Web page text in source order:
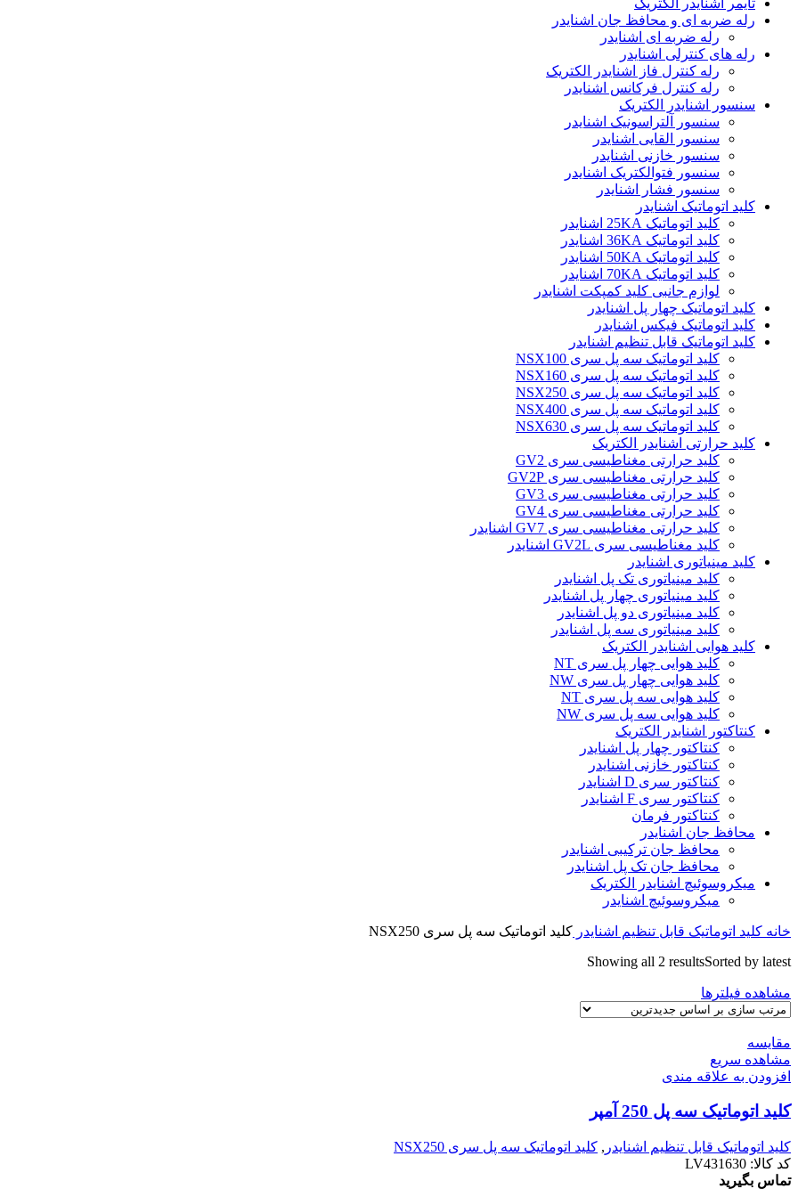
تایمر اشنایدر الکتریک
رله ضربه ای و محافظ جان اشنایدر
رله ضربه ای اشنایدر
رله های کنترلی اشنایدر
رله کنترل فاز اشنایدر الکتریک
رله کنترل فرکانس اشنایدر
سنسور اشنایدر الکتریک
سنسور آلتراسونیک اشنایدر
سنسور القایی اشنایدر
سنسور خازنی اشنایدر
سنسور فتوالکتریک اشنایدر
سنسور فشار اشنایدر
کلید اتوماتیک اشنایدر
کلید اتوماتیک 25KA اشنایدر
کلید اتوماتیک 36KA اشنایدر
کلید اتوماتیک 50KA اشنایدر
کلید اتوماتیک 70KA اشنایدر
لوازم جانبی کلید کمپکت اشنایدر
کلید اتوماتیک چهار پل اشنایدر
کلید اتوماتیک فیکس اشنایدر
کلید اتوماتیک قابل تنظیم اشنایدر
کلید اتوماتیک سه پل سری NSX100
کلید اتوماتیک سه پل سری NSX160
کلید اتوماتیک سه پل سری NSX250
کلید اتوماتیک سه پل سری NSX400
کلید اتوماتیک سه پل سری NSX630
کلید حرارتی اشنایدر الکتریک
کليد حرارتی مغناطيسی سری GV2
کليد حرارتی مغناطيسی سری GV2P
کليد حرارتی مغناطيسی سری GV3
کليد حرارتی مغناطيسی سری GV4
کليد حرارتی مغناطيسی سری GV7 اشنایدر
کليد مغناطيسی سری GV2L اشنایدر
کلید مينياتوری اشنایدر
کلید مینیاتوری تک پل اشنایدر
کلید مینیاتوری چهار پل اشنایدر
کلید مینیاتوری دو پل اشنایدر
کلید مینیاتوری سه پل اشنایدر
کلید هوایی اشنایدر الکتریک
کلید هوایی چهار پل سری NT
کلید هوایی چهار پل سری NW
کلید هوایی سه پل سری NT
کلید هوایی سه پل سری NW
کنتاکتور اشنایدر الکتریک
کنتاکتور چهار پل اشنایدر
کنتاکتور خازنی اشنایدر
کنتاکتور سری D اشنایدر
کنتاکتور سری F اشنایدر
کنتاکتور فرمان
محافظ جان اشنایدر
محافظ جان ترکیبی اشنایدر
محافظ جان تک پل اشنایدر
میکروسوئیچ اشنایدر الکتریک
میکروسوئیچ اشنایدر
خانه کلید اتوماتیک قابل تنظیم اشنایدر کلید اتوماتیک سه پل سری NSX250
Showing all 2 resultsSorted by latest
مشاهده فیلترها
مقایسه
مشاهده سریع
افزودن به علاقه مندی
کليد اتوماتیک سه پل 250 آمپر
کلید اتوماتیک قابل تنظیم اشنایدر , کلید اتوماتیک سه پل سری NSX250
کد کالا: LV431630
تماس بگیرید